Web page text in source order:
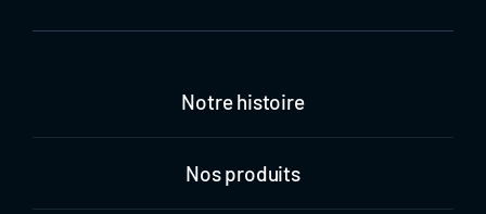
Notre histoire
Nos produits